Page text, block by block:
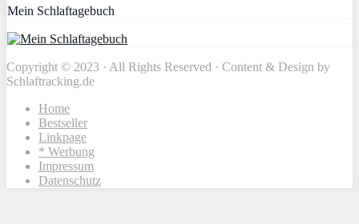
Mein Schlaftagebuch
Copyright © 2023 · All Rights Reserved · Content & Design by
Schlaftracking.de
Home
Bestseller
Linkpage
* Werbung
Impressum
Datenschutz